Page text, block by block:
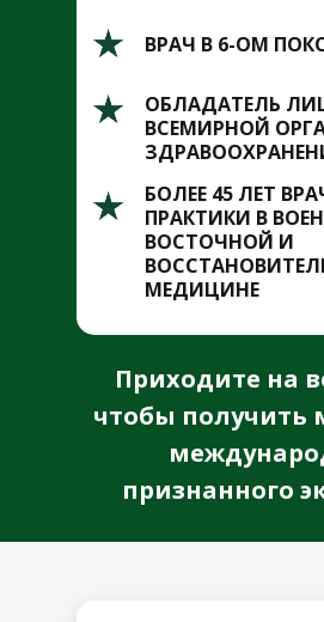
ВРАЧ В 6-ОМ
ОБЛАДАТЕЛЬ
ВСЕМИРНОЙ
БОЛЕЕ 45 ЛЕТ
ПРАКТИКИ В
ВОСТОЧНОЙ И
МЕДИЦИНЕ
Приходите на
чтобы получить
признанного